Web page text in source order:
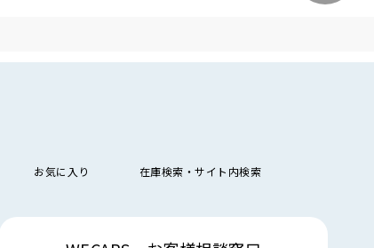
走
気
大きい順
お気に入り 在庫検索・サイト内検索